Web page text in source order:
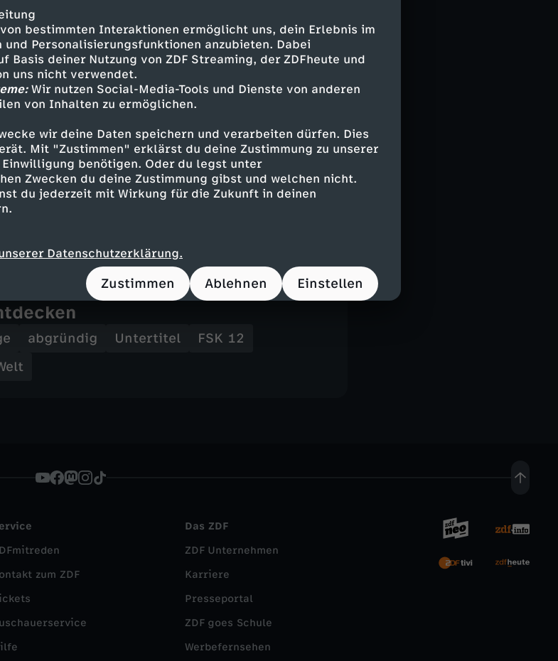
bestimmten Interaktionen ermöglicht uns, dein Erlebnis im
und Personalisierungsfunktionen anzubieten. Dabei
deiner Nutzung von ZDF Streaming, der ZDFheute und
uns nicht verwendet.
Wir nutzen Social-Media-Tools und Dienste von anderen
von Inhalten zu ermöglichen.
wir deine Daten speichern und verarbeiten dürfen. Dies
Mit "Zustimmen" erklärst du deine Zustimmung zu unserer
benötigen. Oder du legst unter
Zwecken du deine Zustimmung gibst und welchen nicht.
du jederzeit mit Wirkung für die Zukunft in deinen
Datenschutzerklärung.
Zustimmen Ablehnen Einstellen
die Schwefelstecher eine Woche in diese
Zusammen mit ihnen klettert er zum Rand des
und von dort in den Krater zur Mine hinunter.
die Arbeiter inmitten giftiger Dämpfe ohne
ans Werk und brechen mithilfe von
zu einer Wiegestation getragen, wo die Arbeiter
Euro, für die sie täglich ihre Gesundheit und
Pezzani begibt sich an die härtesten Orte der
der Menschen, deren Alltag durch Armut,
wird.
abgründig Untertitel
FSK 12
zum ZDF
Das ZDF
ZDF Unternehmen
Karriere
Presseportal
ZDF goes Schule
Werbefernsehen